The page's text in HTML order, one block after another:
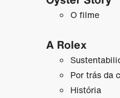
O filme
A Rolex
Por trás da
História